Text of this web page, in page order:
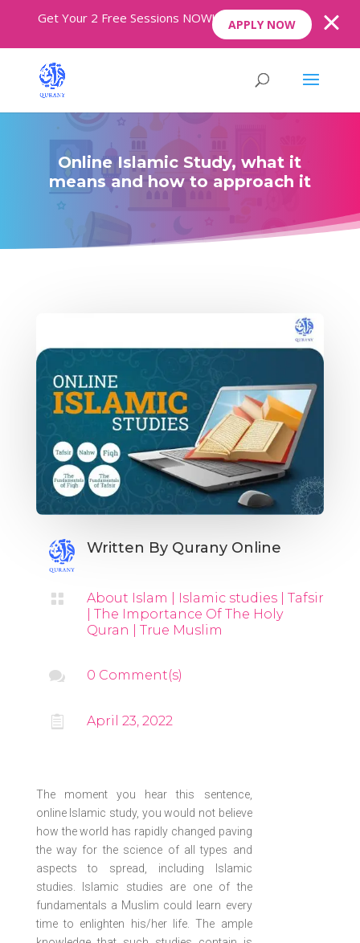
Get Your 2 Free Sessions NOW! APPLY NOW
Online Islamic Study, what it
means and how to approach it
Written By Qurany Online
 About Islam Islamic studies| Tafsir
The Importance Of The Holy
Quran
True Muslim
 0 Comment(s)
 April 23, 2022
The moment you hear this sentence,
online Islamic study, you would not believe
how the world has rapidly changed paving
the way for the science of all types and
aspects to spread, including Islamic
studies. Islamic studies are one of the
fundamentals a Muslim could learn every
time to enlighten his/her life. The ample